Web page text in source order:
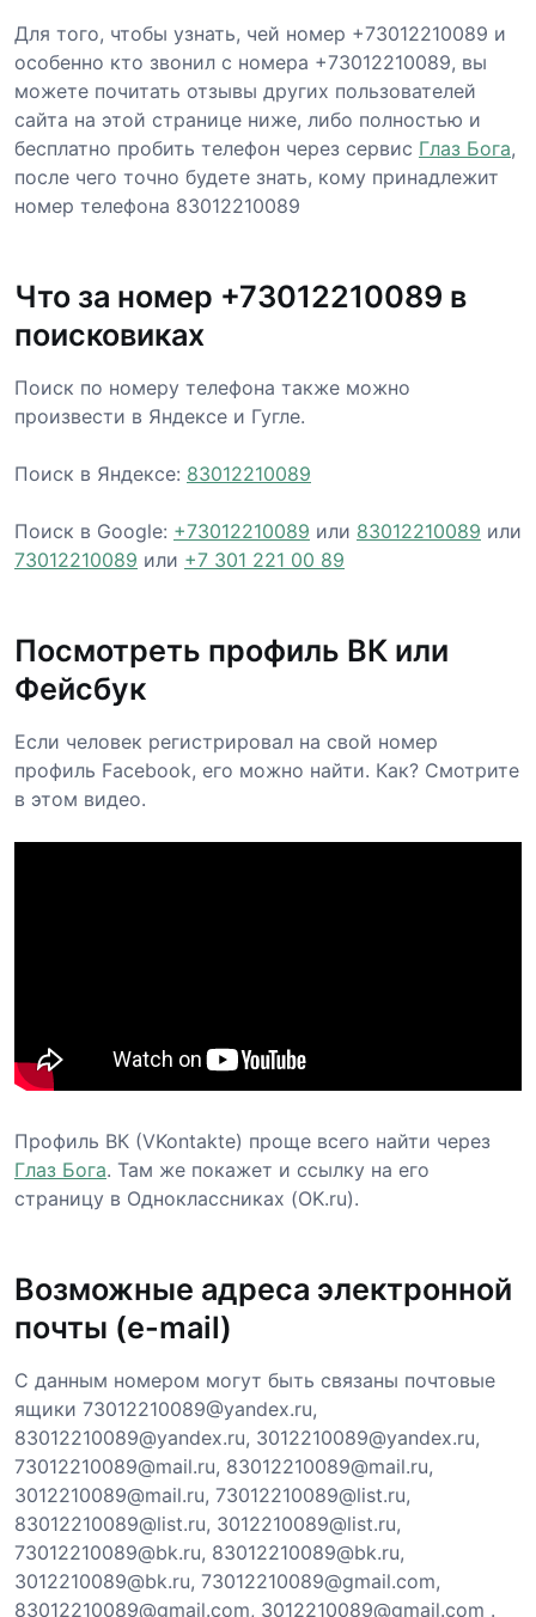
Для того, чтобы узнать, чей номер +73012210089 и
особенно кто звонил с номера +73012210089, вы
можете почитать отзывы других пользователей
сайта на этой странице ниже, либо полностью и
бесплатно пробить телефон через сервис Глаз Бога,
после чего точно будете знать, кому принадлежит
номер телефона 83012210089
Что за номер +73012210089 в
поисковиках
Поиск по номеру телефона также можно
произвести в Яндексе и Гугле.
Поиск в Яндексе: 83012210089
Поиск в Google: +73012210089 или 83012210089 или
73012210089 или +7 301 221 00 89
Посмотреть профиль ВК или
Фейсбук
Если человек регистрировал на свой номер
профиль Facebook, его можно найти. Как? Смотрите
в этом видео.
Профиль ВК (VKontakte) проще всего найти через
Глаз Бога. Там же покажет и ссылку на его
страницу в Одноклассниках (OK.ru).
Возможные адреса электронной
почты (e-mail)
С данным номером могут быть связаны почтовые
ящики 73012210089@yandex.ru,
83012210089@yandex.ru, 3012210089@yandex.ru,
73012210089@mail.ru, 83012210089@mail.ru,
3012210089@mail.ru, 73012210089@list.ru,
83012210089@list.ru, 3012210089@list.ru,
73012210089@bk.ru, 83012210089@bk.ru,
3012210089@bk.ru, 73012210089@gmail.com,
83012210089@gmail.com, 3012210089@gmail.com .